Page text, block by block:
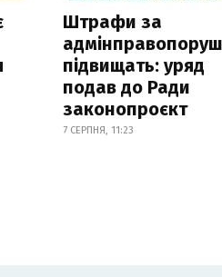
Штрафи за
підвищать: уряд
подав до Ради
законопроєкт
7 СЕРПНЯ, 11:23